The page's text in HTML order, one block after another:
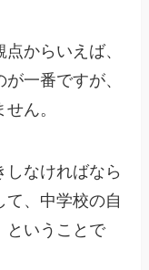
からいえば、
一番ですが、
ん。
しなければなら
て、中学校の自
ということで